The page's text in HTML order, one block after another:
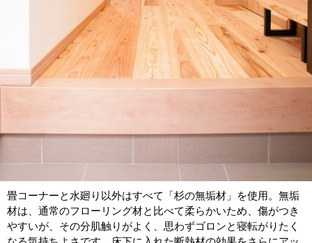
畳コーナーと水廻り以外はすべて「杉の無垢材」を使用。無垢
材は、通常のフローリング材と比べて柔らかいため、傷がつき
やすいが、その分肌触りがよく、思わずゴロンと寝転がりたく